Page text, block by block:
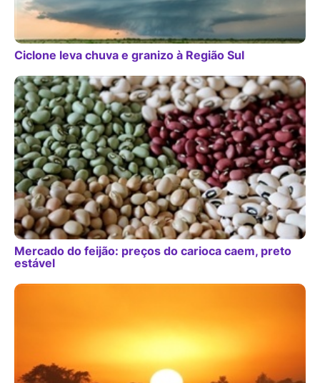
Ciclone leva chuva e granizo à Região Sul
Mercado do feijão: preços do carioca caem, preto
estável